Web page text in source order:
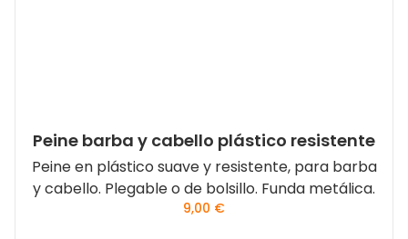
Peine barba y cabello plástico resistente
Peine en plástico suave y resistente, para barba
y cabello. Plegable o de bolsillo. Funda metálica.
9,00 €